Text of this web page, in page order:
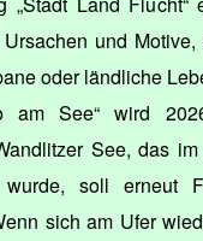
und
oder ländliche
am See“ wird
See, das
wurde, soll erneut
sich am Ufer